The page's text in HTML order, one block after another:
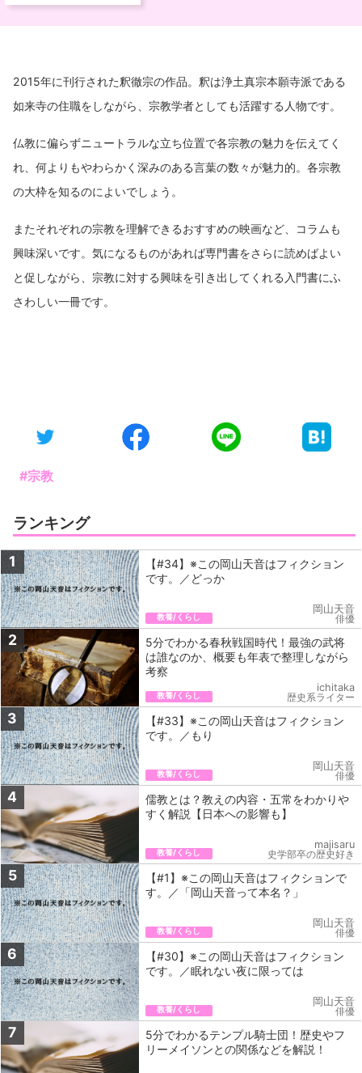
2015年に刊行された釈徹宗の作品。釈は浄土真宗本願寺派である
如来寺の住職をしながら、宗教学者としても活躍する人物です。
仏教に偏らずニュートラルな立ち位置で各宗教の魅力を伝えてく
れ、何よりもやわらかく深みのある言葉の数々が魅力的。各宗教
の大枠を知るのによいでしょう。
またそれぞれの宗教を理解できるおすすめの映画など、コラムも
興味深いです。気になるものがあれば専門書をさらに読めばよい
と促しながら、宗教に対する興味を引き出してくれる入門書にふ
さわしい一冊です。
#宗教
ランキング
1
【#34】※この岡山天音はフィクション
です。／どっか
教養/くらし
岡山天音
俳優
2
5分でわかる春秋戦国時代！最強の武将
は誰なのか、概要も年表で整理しながら
考察
教養/くらし
ichitaka
歴史系ライター
3
【#33】※この岡山天音はフィクション
です。／もり
教養/くらし
岡山天音
俳優
4
儒教とは？教えの内容・五常をわかりや
すく解説【日本への影響も】
教養/くらし
majisaru
史学部卒の歴史好き
5
【#1】※この岡山天音はフィクションで
す。／「岡山天音って本名？」
教養/くらし
岡山天音
俳優
6
【#30】※この岡山天音はフィクション
です。／眠れない夜に限っては
教養/くらし
岡山天音
俳優
7
5分でわかるテンプル騎士団！歴史やフ
リーメイソンとの関係などを解説！